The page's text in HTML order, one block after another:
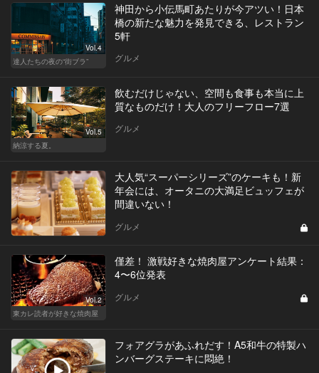
Vol.4
達人たちの夜の“街ブラ”
神田から小伝馬町あたりが今アツい！日本
橋の新たな魅力を発見できる、レストラン
5軒
グルメ
Vol.5
納涼する夏。
飲むだけじゃない、空間も食事も本当に上
質なものだけ！大人のフリーフロー7選
グルメ
大人気“スーパーシリーズ”のケーキも！新
年会には、オータニの大満足ビュッフェが
間違いない！
グルメ
Vol.2
東カレ読者が好きな焼肉屋
僅差！ 激戦好きな焼肉屋アンケート結果：
4〜6位発表
グルメ
フォアグラがあふれだす！A5和牛の特製ハ
ンバーグステーキに悶絶！